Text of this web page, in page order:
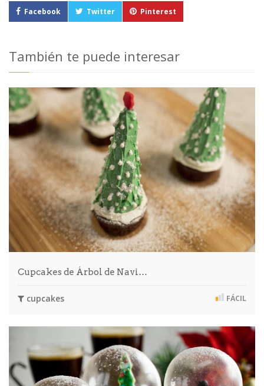
Facebook Twitter Pinterest
También te puede interesar
Cupcakes de Árbol de Navi…
cupcakes FÁCIL